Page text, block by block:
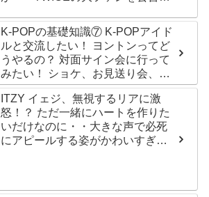
「成功したファン」だと話題沸騰
K-POPの基礎知識⑦ K-POPアイド
ルと交流したい！ ヨントンってど
うやるの？ 対面サイン会に行って
みたい！ ショケ、お見送り会、握
手会・・・リリースイベントあれ
これを紹介
ITZY イェジ、無視するリアに激
怒！？ ただ一緒にハートを作りた
いだけなのに・・大きな声で必死
にアピールする姿がかわいすぎる